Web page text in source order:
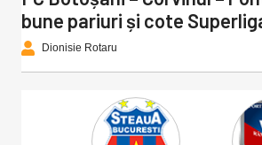
bune pariuri și cote
Dionisie Rotaru